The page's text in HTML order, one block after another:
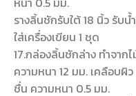
รางลิ้นชักรับใต้ 18 นิ้ว รับ
ใส่เครื่องเขียน 1 ชุด
17.กล่องลิ้นชักล่าง ทำจากไ
ความหนา 12 มม. เคลือบผิ
ชื่น ความหนา 0.5 มม.